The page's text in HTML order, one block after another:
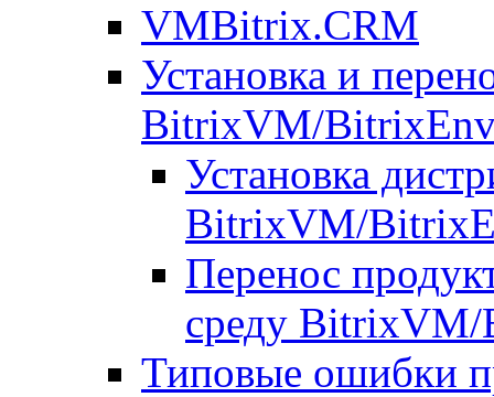
VMBitrix.CRM
Установка и
BitrixVM/
Установка
BitrixVM/
Перенос
среду
Типовые ошибки